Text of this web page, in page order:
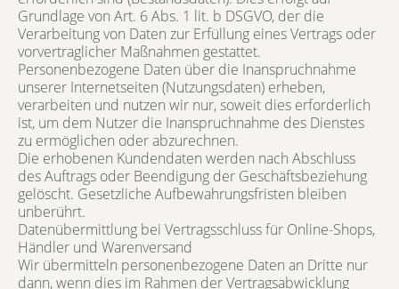
Grundlage von Art. 6 Abs. 1 lit. b DSGVO, der die
Verarbeitung von Daten zur Erfüllung eines Vertrags oder
vorvertraglicher Maßnahmen gestattet.
Personenbezogene Daten über die Inanspruchnahme
unserer Internetseiten (Nutzungsdaten) erheben,
verarbeiten und nutzen wir nur, soweit dies erforderlich
ist, um dem Nutzer die Inanspruchnahme des Dienstes
zu ermöglichen oder abzurechnen.
Die erhobenen Kundendaten werden nach Abschluss
des Auftrags oder Beendigung der Geschäftsbeziehung
gelöscht. Gesetzliche Aufbewahrungsfristen bleiben
unberührt.
Datenübermittlung bei Vertragsschluss für Online-Shops,
Händler und Warenversand
Wir übermitteln personenbezogene Daten an Dritte nur
dann, wenn dies im Rahmen der Vertragsabwicklung